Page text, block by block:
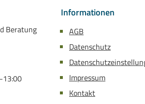
Beratung
Informationen
AGB
Datenschutz
Impressum
Kontakt